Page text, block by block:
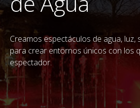
Creamos espectáculos de agua, luz,
para crear entornos únicos con los
espectador.